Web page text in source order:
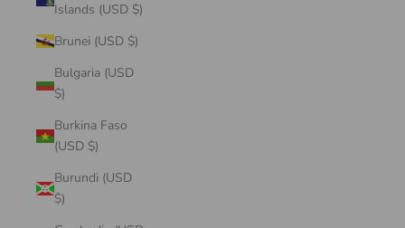
Islands (USD $)
Brunei (USD $)
Bulgaria (USD
$)
Burkina Faso
(USD $)
Burundi (USD
$)